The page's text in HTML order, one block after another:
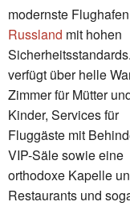
modernste
Russland mit hohen
verfügt über helle
Zimmer für Mütter
Kinder, Services für
Fluggäste mit
VIP-Säle sowie eine
orthodoxe Kapelle
Restaurants und